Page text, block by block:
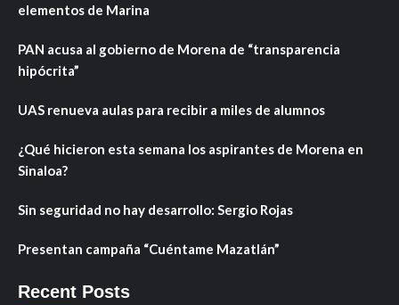
elementos de Marina
PAN acusa al gobierno de Morena de “transparencia
hipócrita”
UAS renueva aulas para recibir a miles de alumnos
¿Qué hicieron esta semana los aspirantes de Morena en
Sinaloa?
Sin seguridad no hay desarrollo: Sergio Rojas
Presentan campaña “Cuéntame Mazatlán”
Recent Posts